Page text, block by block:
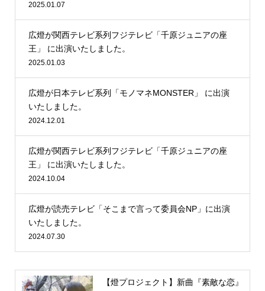
2025.01.07
広燈が関西テレビ系列フジテレビ「千原ジュニアの座
王」 に出演いたしました。
2025.01.03
広燈が日本テレビ系列「モノマネMONSTER」 に出演
いたしました。
2024.12.01
広燈が関西テレビ系列フジテレビ「千原ジュニアの座
王」 に出演いたしました。
2024.10.04
広燈が読売テレビ「そこまで言って委員会NP」に出演
いたしました。
2024.07.30
【燈プロジェクト】新曲『素敵な恋』